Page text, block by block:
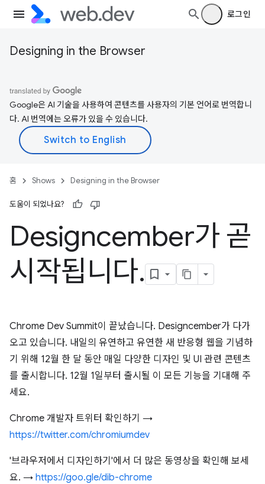
로그인
Designing in the Browser
Google은 AI 기술을 사용하여 콘텐츠를 사용자의 기본 언어로 번역합니
다. AI 번역에는 오류가 있을 수 있습니다.
홈 Shows Designing in the Browser
도움이 되었나요?
Designcember가 곧
시작됩니다.
Chrome Dev Summit이 끝났습니다. Designcember가 다가
오고 있습니다. 내일의 유연하고 유연한 새 반응형 웹을 기념하
기 위해 12월 한 달 동안 매일 다양한 디자인 및 UI 관련 콘텐츠
를 출시합니다. 12월 1일부터 출시될 이 모든 기능을 기대해 주
세요.
Chrome 개발자 트위터 확인하기 →
https://twitter.com/chromiumdev
'브라우저에서 디자인하기'에서 더 많은 동영상을 확인해 보세
요. → https://goo.gle/dib-chrome